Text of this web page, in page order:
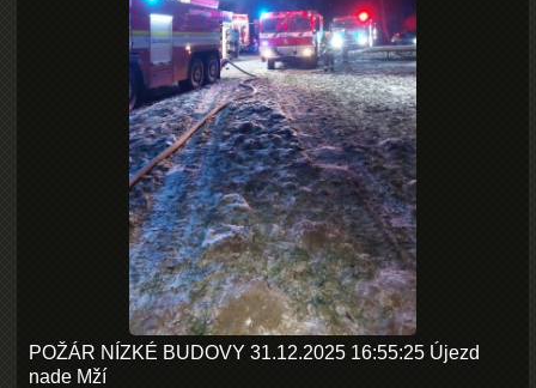
POŽÁR NÍZKÉ BUDOVY 31.12.2025 16:55:25 Újezd
nade Mží